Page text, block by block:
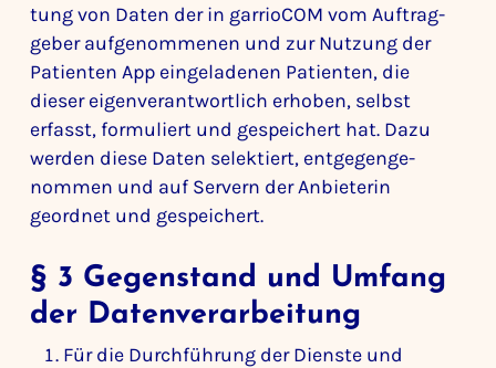
tung von Daten der in garrioCOM vom Auftrag­
geber aufge­nom­menen und zur Nutzung der
Pati­enten App einge­la­denen Pati­enten, die
dieser eigen­ver­ant­wort­lich erhoben, selbst
erfasst, formu­liert und gespei­chert hat. Dazu
werden diese Daten selek­tiert, entge­gen­ge­
nommen und auf Servern der Anbie­terin
geordnet und gespei­chert.
§ 3 Gegen­stand und Umfang
der Daten­ver­ar­bei­tung
Für die Durch­füh­rung der Dienste und